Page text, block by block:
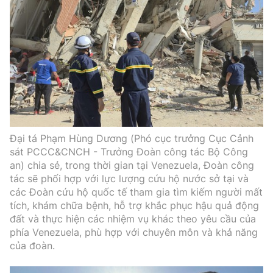
Đại tá Phạm Hùng Dương (Phó cục trưởng Cục Cảnh
sát PCCC&CNCH - Trưởng Đoàn công tác Bộ Công
an) chia sẻ, trong thời gian tại Venezuela, Đoàn công
tác sẽ phối hợp với lực lượng cứu hộ nước sở tại và
các Đoàn cứu hộ quốc tế tham gia tìm kiếm người mất
tích, khám chữa bệnh, hỗ trợ khắc phục hậu quả động
đất và thực hiện các nhiệm vụ khác theo yêu cầu của
phía Venezuela, phù hợp với chuyên môn và khả năng
của đoàn.